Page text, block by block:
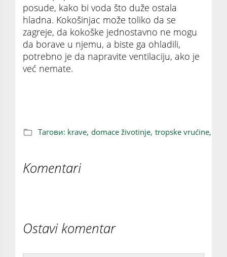
posude, kako bi voda što duže ostala
hladna. Kokošinjac može toliko da se
zagreje, da kokoške jednostavno ne mogu
da borave u njemu, a biste ga ohladili,
potrebno je da napravite ventilaciju, ako je
već nemate.
Тагови: krave, domace životinje, tropske vrućine,
Komentari
Ostavi komentar